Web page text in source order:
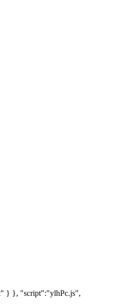
} }, "script":"ylhPc.js",